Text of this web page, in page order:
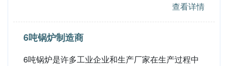
查看详情
6吨锅炉制造商
6吨锅炉是许多工业企业和生产厂家在生产过程中